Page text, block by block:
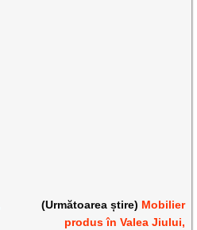
(Următoarea știre) Mobilier
produs în Valea Jiului,